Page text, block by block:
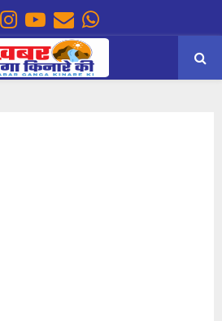
Instagram
Youtube
EmailWhatsapp